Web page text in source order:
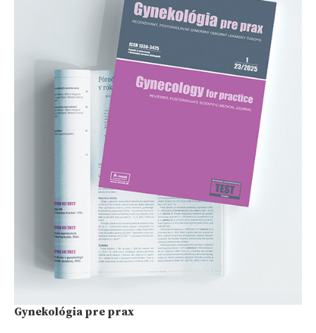
Gynekológia pre prax